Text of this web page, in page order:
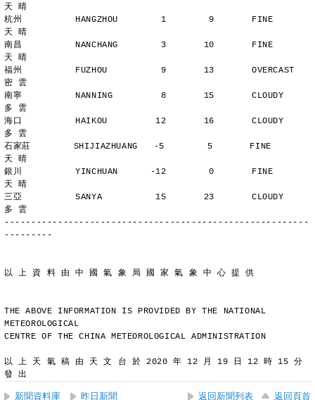
天 晴
杭州          HANGZHOU        1        9       FINE
天 晴
南昌          NANCHANG        3       10       FINE
天 晴
福州          FUZHOU          9       13       OVERCAST
密 雲
南寧          NANNING         8       15       CLOUDY
多 雲
海口          HAIKOU         12       16       CLOUDY
多 雲
石家莊        SHIJIAZHUANG   -5        5       FINE
天 晴
銀川          YINCHUAN      -12        0       FINE
天 晴
三亞          SANYA          15       23       CLOUDY
多 雲
---------------------------------------------------------
---------
以 上 資 料 由 中 國 氣 象 局 國 家 氣 象 中 心 提 供
THE ABOVE INFORMATION IS PROVIDED BY THE NATIONAL
METEOROLOGICAL
CENTRE OF THE CHINA METEOROLOGICAL ADMINISTRATION
以 上 天 氣 稿 由 天 文 台 於 2020 年 12 月 19 日 12 時 15 分
發 出
新聞資料庫 昨日新聞 返回新聞列表 返回頁首